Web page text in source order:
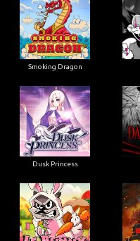
Smoking Dragon
Dusk Princess